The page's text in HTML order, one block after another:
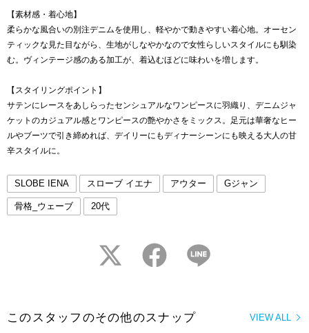
【素材感・着心地】
柔らかな風合いの別注デニムを使用し、軽やかで動きやすい着心地。オーセン
ティックな見た目ながら、生地がしなやかなので女性らしいスタイルにも馴染
む。ヴィンテージ感のある加工が、着込むほどに味わいを増します。
【スタイリングポイント】
サテンにレースをあしらったセンシュアルなワンピースに羽織り、デニムジャ
ケットのカジュアル感とワンピースの艶やかさをミックス。足元は華奢なヒー
ルやブーツで引き締めれば、デイリーにもディナーシーンにも映える大人の甘
辛スタイルに。
SLOBE IENA スローブ イエナ アウター Gジャン
骨格_ウェーブ 20代
twitter facebook
VIEW ALL
このスタッフのその他のスナップ